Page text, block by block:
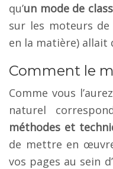
qu’un mode de
sur les moteurs
en la matière) allait
Comment le
Comme vous
naturel
méthodes et
de mettre en
vos pages au sein